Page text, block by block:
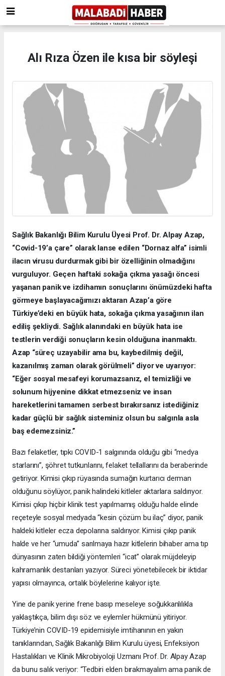
Alı Rıza Özen ile kısa bir söyleşi
Sağlık Bakanlığı Bilim Kurulu Üyesi Prof. Dr. Alpay Azap,
“Covid-19’a çare” olarak lanse edilen “Dornaz alfa” isimli
ilacın virusu durdurmak gibi bir özelliğinin olmadığını
vurguluyor. Geçen haftaki sokağa çıkma yasağı öncesi
yaşanan panik ve izdihamın sonuçlarını önümüzdeki hafta
görmeye başlayacağımızı aktaran Azap’a göre
Türkiye’deki en büyük hata, sokağa çıkma yasağının ilan
ediliş şekliydi. Sağlık alanındaki en büyük hata ise
testlerin verdiği sonuçların kesin olduğuna inanmaktı.
Azap “süreç uzayabilir ama bu, kaybedilmiş değil,
kazanılmış zaman olarak görülmeli” diyor ve uyarıyor:
“Eğer sosyal mesafeyi korumazsanız, el temizliği ve
solunum hijyenine dikkat etmezseniz ve insan
hareketlerini tamamen serbest bırakırsanız istediğiniz
kadar güçlü bir sağlık sisteminiz olsun bu salgınla asla
baş edemezsiniz.”
Bazı felaketler, tıpkı COVID-1 salgınında olduğu gibi “medya
starlarını”, şöhret tutkunlarını, felaket tellallarını da beraberinde
getiriyor. Kimisi çıkıp rüyasında sumağın kurtarıcı derman
olduğunu söylüyor, panik halindeki kitleler aktarlara saldırıyor.
Kimisi çıkıp hiçbir klinik test yapılmamış olduğu halde elinde
reçeteyle sosyal medyada “kesin çözüm bu ilaç” diyor, panik
haldeki kitleler ecza depolarına saldırıyor. Kimisi çıkıp panik
halde ve her “umuda” sarılmaya hazır kitlelerin bihaber ama tıp
dünyasının zaten bildiği yöntemleri “icat” olarak müjdeleyip
kahramanlık destanları yazıyor. Süreci yönetebilecek bir iktidar
yapısı olmayınca, ortalık böylelerine kalıyor işte.
Yine de panik yerine frene basıp meseleye soğukkanlılıkla
yaklaştıkça, bilim dışı söz ve eylemler hükmünü yitiriyor.
Türkiye’nin COVID-19 epidemisiyle imtihanının en yakın
tanıklarından, Sağlık Bakanlığı Bilim Kurulu üyesi, Enfeksiyon
Hastalıkları ve Klinik Mikrobiyoloji Uzmanı Prof. Dr. Alpay Azap
da bunu salık veriyor: “Tedbiri elden bırakmayalım ama panik de